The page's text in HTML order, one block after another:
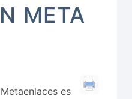
META
es